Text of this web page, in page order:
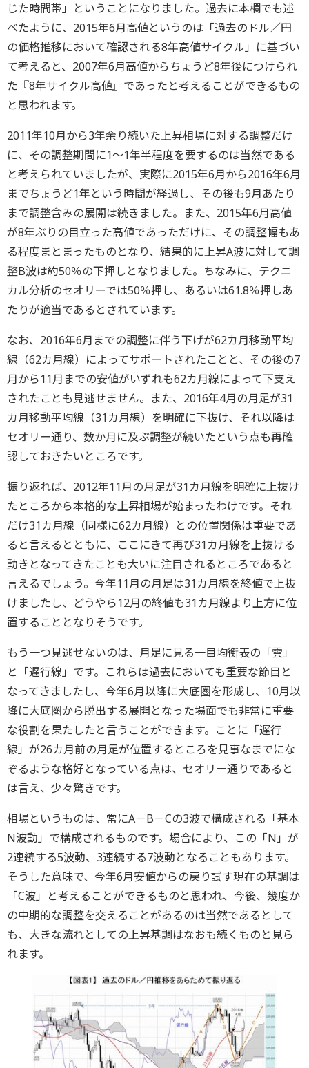
じた時間帯」ということになりました。過去に本欄でも述
べたように、2015年6月高値というのは「過去のドル／円
の価格推移において確認される8年高値サイクル」に基づい
て考えると、2007年6月高値からちょうど8年後につけられ
た『8年サイクル高値』であったと考えることができるもの
と思われます。
2011年10月から3年余り続いた上昇相場に対する調整だけ
に、その調整期間に1～1年半程度を要するのは当然である
と考えられていましたが、実際に2015年6月から2016年6月
までちょうど1年という時間が経過し、その後も9月あたり
まで調整含みの展開は続きました。また、2015年6月高値
が8年ぶりの目立った高値であっただけに、その調整幅もあ
る程度まとまったものとなり、結果的に上昇A波に対して調
整B波は約50％の下押しとなりました。ちなみに、テクニ
カル分析のセオリーでは50％押し、あるいは61.8％押しあ
たりが適当であるとされています。
なお、2016年6月までの調整に伴う下げが62カ月移動平均
線（62カ月線）によってサポートされたことと、その後の7
月から11月までの安値がいずれも62カ月線によって下支え
されたことも見逃せません。また、2016年4月の月足が31
カ月移動平均線（31カ月線）を明確に下抜け、それ以降は
セオリー通り、数か月に及ぶ調整が続いたという点も再確
認しておきたいところです。
振り返れば、2012年11月の月足が31カ月線を明確に上抜け
たところから本格的な上昇相場が始まったわけです。それ
だけ31カ月線（同様に62カ月線）との位置関係は重要であ
ると言えるとともに、ここにきて再び31カ月線を上抜ける
動きとなってきたことも大いに注目されるところであると
言えるでしょう。今年11月の月足は31カ月線を終値で上抜
けましたし、どうやら12月の終値も31カ月線より上方に位
置することとなりそうです。
もう一つ見逃せないのは、月足に見る一目均衡表の「雲」
と「遅行線」です。これらは過去においても重要な節目と
なってきましたし、今年6月以降に大底圏を形成し、10月以
降に大底圏から脱出する展開となった場面でも非常に重要
な役割を果たしたと言うことができます。ことに「遅行
線」が26カ月前の月足が位置するところを見事なまでにな
ぞるような格好となっている点は、セオリー通りであると
は言え、少々驚きです。
相場というものは、常にA－B－Cの3波で構成される「基本
N波動」で構成されるものです。場合により、この「N」が
2連続する5波動、3連続する7波動となることもあります。
そうした意味で、今年6月安値からの戻り試す現在の基調は
「C波」と考えることができるものと思われ、今後、幾度か
の中期的な調整を交えることがあるのは当然であるとして
も、大きな流れとしての上昇基調はなおも続くものと見ら
れます。